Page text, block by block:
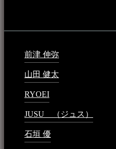
前津 伸弥
山田 健太
RYOEI
JUSU （ジュス）
石垣 優